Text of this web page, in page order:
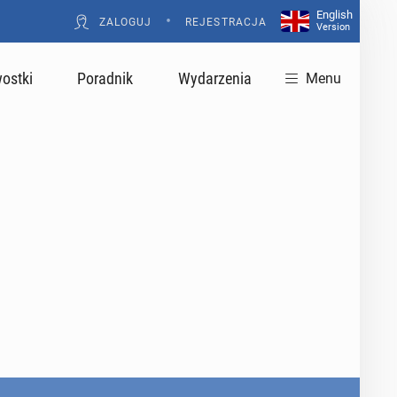
ZALOGUJ • REJESTRACJA
English
Version
Poradnik Wydarzenia Menu